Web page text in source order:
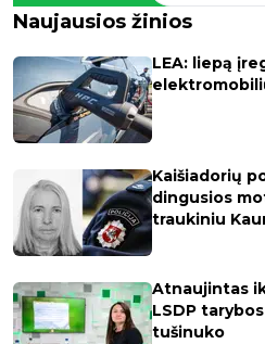
Naujausios žinios
LEA: liepą
Kaišiadorių
dingusios
traukiniu
Atnaujintas
LSDP
tušinuko